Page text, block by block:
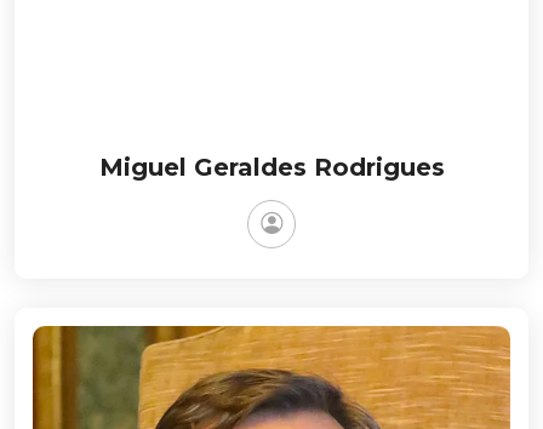
Miguel Geraldes Rodrigues